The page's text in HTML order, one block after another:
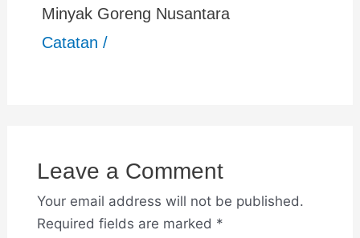
Minyak Goreng Nusantara
Catatan /
Leave a Comment
Your email address will not be published.
Required fields are marked *